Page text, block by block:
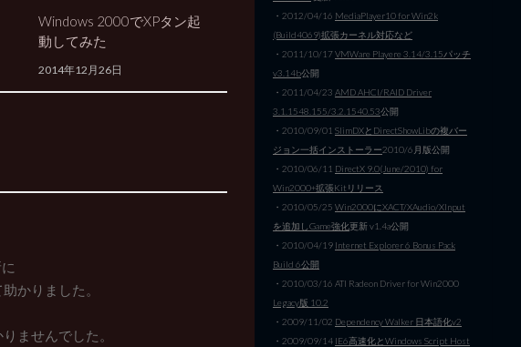
Windows 2000でXPタン起
動してみた
2014年12月26日
かりました。
ませんでした。
・2012/04/16 MediaPlayer10 for Win2k
(Build4069)拡張カーネル対応など
・2011/10/17VMWare Playere 3.14/3.15パッチ
v3.14b公開
・2011/04/23 AMD AHCI/RAID Driver
3.1.1548.155/3.2.1540.53公開
・2010/09/01 SlimDXとDirectShowLibの複バー
ジョン一括インストーラー2010/6月版公開
・2010/06/11 DirectX 9.0(June/2010) for
Win2000+拡張Kitリリース
・2010/05/25 Win2000にXACT/XAudio/XInput
を追加しGame強化更新 v1.4a公開
・2010/04/19 Internet Explorer 6 Bonus Pack
Build 6公開
・2010/03/16 ATI Radeon Driver for Win2000
Legacy版 10.2
・2009/11/02 Dependency Walker 日本語化v2
・2009/09/14 IE6高速化とWindows Script Host